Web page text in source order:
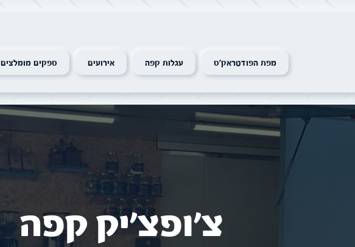
מפת הפודטראק׳ס עגלות קפה אירועים ספקים מומלצים
צ׳ופצ׳יק קפה